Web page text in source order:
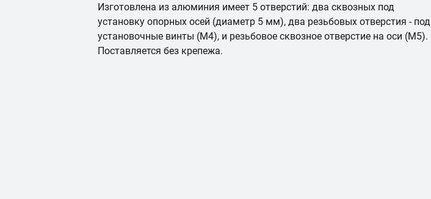
Изготовлена из алюминия имеет 5 отверстий: два сквозных под
установку опорных осей (диаметр 5 мм), два резьбовых отверстия - под
установочные винты (М4), и резьбовое сквозное отверстие на оси (М5).
Поставляется без крепежа.